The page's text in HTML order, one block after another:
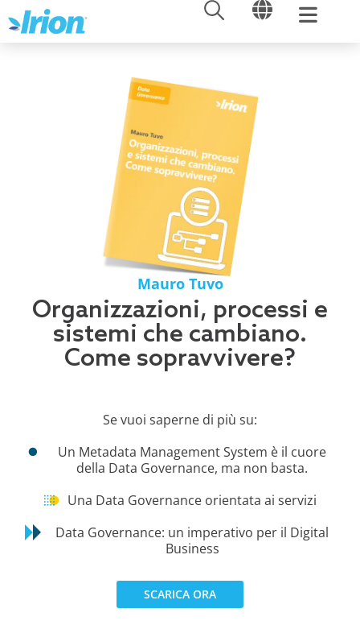
al
contenuto
APRI APRI
Mauro Tuvo
Organizzazioni, processi e
sistemi che cambiano.
Come sopravvivere?
Se vuoi saperne di più su:
Un Metadata Management System è il cuore
della Data Governance, ma non basta.
Una Data Governance orientata ai servizi
Data Governance: un imperativo per il Digital
Business
SCARICA ORA